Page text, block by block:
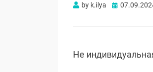
by k.ilya
Не